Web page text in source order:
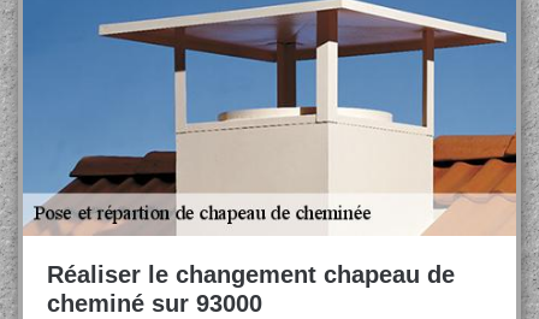
Réaliser le changement chapeau de
cheminé sur 93000